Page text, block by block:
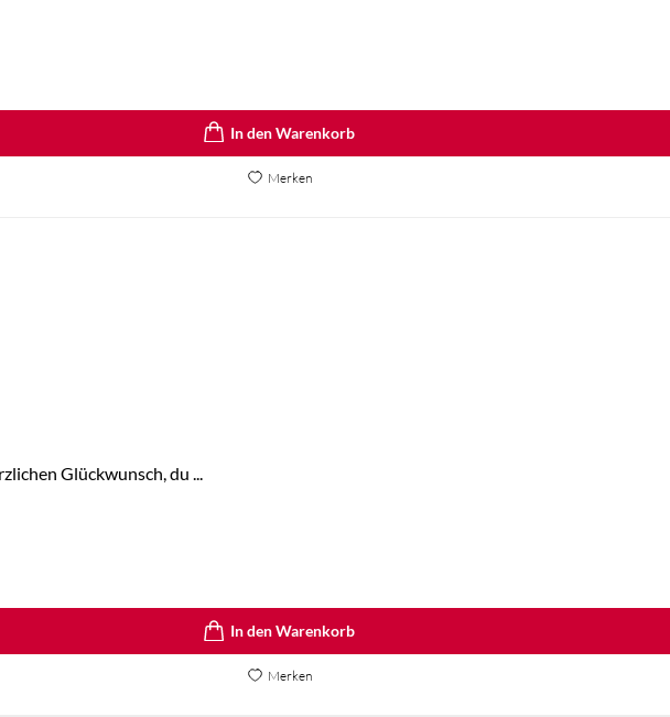
In den Warenkorb
Merken
Glückwunsch, du ...
In den Warenkorb
Merken